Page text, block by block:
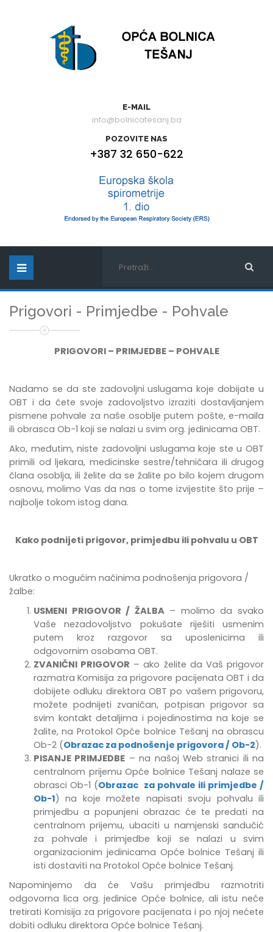
E-MAIL
info@bolnicatesanj.ba
POZOVITE NAS
+387 32 650-622
Prigovori - Primjedbe - Pohvale
PRIGOVORI – PRIMJEDBE – POHVALE
Nadamo se da ste zadovoljni uslugama koje dobijate u
OBT i da ćete svoje zadovoljstvo izraziti dostavljanjem
pismene pohvale za naše osoblje putem pošte, e-maila
ili obrasca Ob-1 koji se nalazi u svim org. jedinicama OBT.
Ako, međutim, niste zadovoljni uslugama koje ste u OBT
primili od ljekara, medicinske sestre/tehničara ili drugog
člana osoblja, ili želite da se žalite po bilo kojem drugom
osnovu, molimo Vas da nas o tome izvijestite što prije –
najbolje tokom istog dana.
Kako podnijeti prigovor, primjedbu ili pohvalu u OBT
Ukratko o mogućim načinima podnošenja prigovora /
žalbe:
USMENI PRIGOVOR / ŽALBA– molimo da svako
Vaše nezadovoljstvo pokušate riješiti usmenim
putem kroz razgovor sa uposlenicima ili
odgovornim osobama OBT.
ZVANIČNI PRIGOVOR – ako želite da Vaš prigovor
razmatra Komisija za prigovore pacijenata OBT i da
dobijete odluku direktora OBT po vašem prigovoru,
možete podnijeti zvaničan, potpisan prigovor sa
svim kontakt detaljima i pojedinostima na koje se
žalite, na Protokol Opće bolnice Tešanj na obrascu
Ob-2 (Obrazac za podnošenje prigovora / Ob-2).
PISANJE PRIMJEDBE –na našoj Web stranici ili na
centralnom prijemu Opće bolnice Tešanj nalaze se
obrasci Ob-1 (Obrazac za pohvale ili primjedbe /
Ob-1) na koje možete napisati svoju pohvalu ili
primjedbu a popunjeni obrazac će te predati na
centralnom prijemu, ubaciti u namjenski sandučić
za pohvale i primjedbe
koji se nalazi u svim
organizacionim jedinicama Opće bolnice Tešanj ili
isti dostaviti na Protokol Opće bolnice Tešanj.
Napominjemo da će Vašu primjedbu razmotriti
odgovorna lica org. jedinice Opće bolnice, ali istu neće
tretirati Komisija za prigovore pacijenata i po njoj nećete
dobiti odluku direktora Opće bolnice Tešanj.